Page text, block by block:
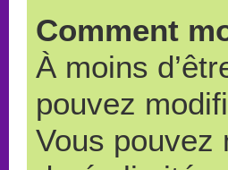
Comment
À moins
pouvez
Vous pouvez